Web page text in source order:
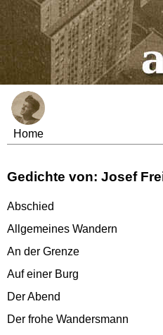
Home
Gedichte von: Josef
Abschied
Allgemeines Wandern
An der Grenze
Auf einer Burg
Der Abend
Der frohe Wandersmann